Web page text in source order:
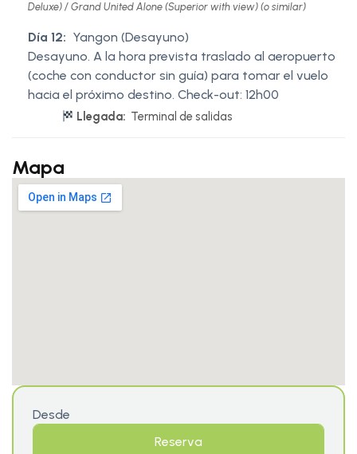
Deluxe) / Grand United Alone (Superior with view) (o similar)
Día 12: Yangon (Desayuno)
Desayuno. A la hora prevista traslado al aeropuerto
(coche con conductor sin guía) para tomar el vuelo
hacia el próximo destino. Check-out: 12h00
Llegada: Terminal de salidas
Mapa
Desde
Reserva